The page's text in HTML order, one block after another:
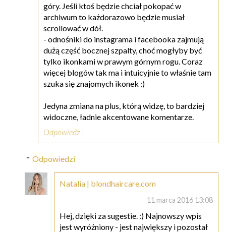
góry. Jeśli ktoś będzie chciał pokopać w
archiwum to każdorazowo będzie musiał
scrollować w dół.
- odnośniki do instagrama i facebooka zajmują
dużą część bocznej szpalty, choć mogłyby być
tylko ikonkami w prawym górnym rogu. Coraz
więcej blogów tak ma i intuicyjnie to właśnie tam
szuka się znajomych ikonek :)
Jedyna zmiana na plus, którą widzę, to bardziej
widoczne, ładnie akcentowane komentarze.
Odpowiedz
Odpowiedzi
Natalia | blondhaircare.com
11 marca 2016 13:08
Hej, dzięki za sugestie. :) Najnowszy wpis
jest wyróżniony - jest największy i pozostał